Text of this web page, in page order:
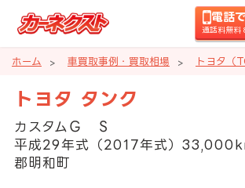
電話
通話料無
ホーム 車買取事例・買取相場 トヨタ（
トヨタ タンク
カスタムＧ Ｓ
平成29年式（2017年式）
郡明和町